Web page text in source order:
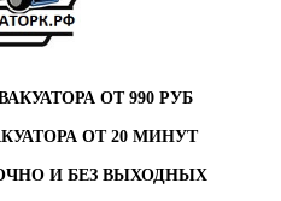
ОТ 990 РУБ
ОТ 20 МИНУТ
И БЕЗ ВЫХОДНЫХ